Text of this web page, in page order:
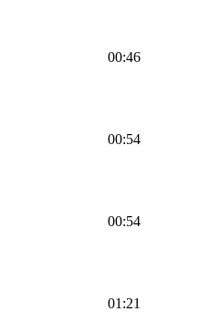
00:46
00:54
00:54
01:21